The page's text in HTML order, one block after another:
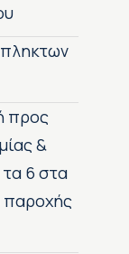
προς
&
6 στα
παροχής